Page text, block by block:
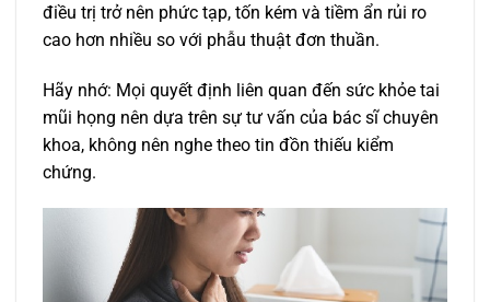
điều trị trở nên phức tạp, tốn kém và tiềm ẩn rủi ro
cao hơn nhiều so với phẫu thuật đơn thuần.
Hãy nhớ: Mọi quyết định liên quan đến sức khỏe tai
mũi họng nên dựa trên sự tư vấn của bác sĩ chuyên
khoa, không nên nghe theo tin đồn thiếu kiểm
chứng.